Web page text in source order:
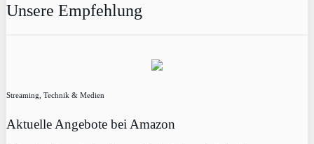
Unsere Empfehlung
Streaming, Technik & Medien
Aktuelle Angebote bei Amazon